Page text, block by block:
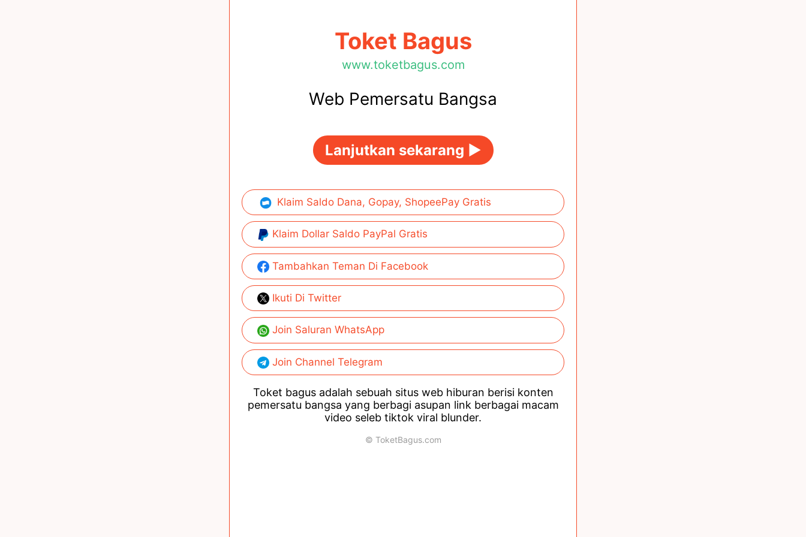
Toket Bagus
www.toketbagus.com
Web Pemersatu Bangsa
Lanjutkan sekarang ►
Klaim Saldo Dana, Gopay, ShopeePay Gratis
Klaim Dollar Saldo PayPal Gratis
Tambahkan Teman Di Facebook
Ikuti Di Twitter
Join Saluran WhatsApp
Join Channel Telegram
Toket bagus adalah sebuah situs web hiburan berisi konten
pemersatu bangsa yang berbagi asupan link berbagai macam
video seleb tiktok viral blunder.
© ToketBagus.com